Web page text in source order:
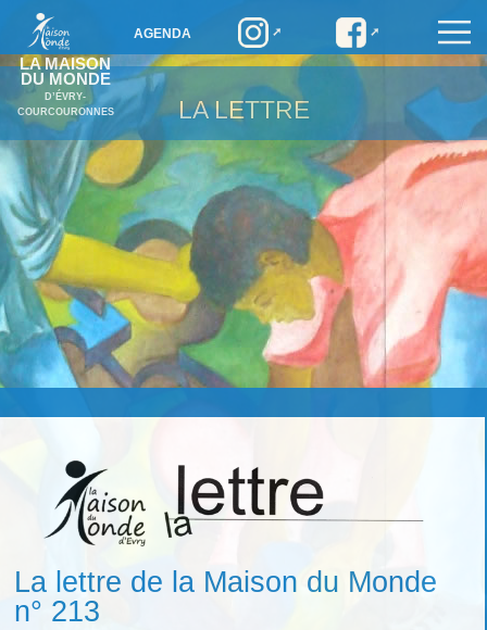
LA MAISON
DU MONDE
D’ÉVRY-
COURCOURONNES
AGENDA
LA LETTRE
La lettre de la Maison du Monde
n° 213